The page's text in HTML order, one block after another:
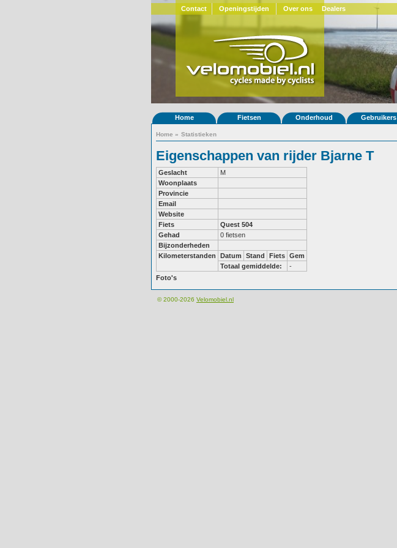
Contact Openingstijden Over ons Dealers
Home Fietsen Onderhoud Gebruikers
Home » Statistieken
Eigenschappen van rijder Bjarne T
Geslacht
M
Woonplaats
Provincie
Email
Website
Fiets
Quest 504
Gehad
0 fietsen
Bijzonderheden
Kilometerstanden
Datum Stand Fiets Gem
Totaal gemiddelde:
-
Foto's
© 2000-2026 Velomobiel.nl